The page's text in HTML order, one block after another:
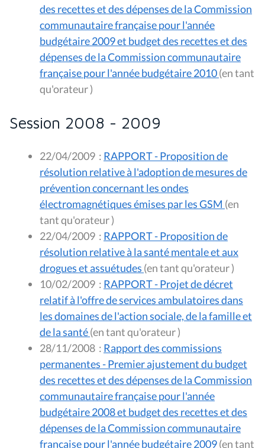
des recettes et des dépenses de la Commission
communautaire française pour l'année
budgétaire 2009 et budget des recettes et des
dépenses de la Commission communautaire
française pour l'année budgétaire 2010(en tant
qu'orateur )
Session 2008 - 2009
22/04/2009 : RAPPORT - Proposition de
résolution relative à l'adoption de mesures de
prévention concernant les ondes
électromagnétiques émises par les GSM (en
tant qu'orateur )
22/04/2009 : RAPPORT - Proposition de
résolution relative à la santé mentale et aux
drogues et assuétudes
(en tant qu'orateur )
10/02/2009 : RAPPORT - Projet de décret
relatif à l'offre de services ambulatoires dans
les domaines de l'action sociale, de la famille et
de la santé
(en tant qu'orateur )
28/11/2008 : Rapport des commissions
permanentes - Premier ajustement du budget
des recettes et des dépenses de la Commission
communautaire française pour l'année
budgétaire 2008 et budget des recettes et des
dépenses de la Commission communautaire
française pour l'année budgétaire 2009(en tant